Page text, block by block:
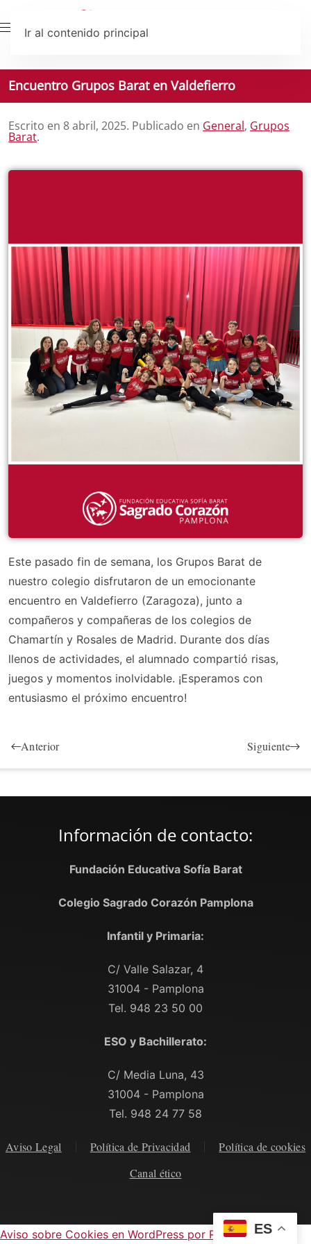
Ir al contenido principal
Encuentro Grupos Barat en Valdefierro
Escrito en 8 abril, 2025. Publicado en General, Grupos
Barat.
Este pasado fin de semana, los Grupos Barat de
nuestro colegio disfrutaron de un emocionante
encuentro en Valdefierro (Zaragoza), junto a
compañeros y compañeras de los colegios de
Chamartín y Rosales de Madrid. Durante dos días
llenos de actividades, el alumnado compartió risas,
juegos y momentos inolvidable. ¡Esperamos con
entusiasmo el próximo encuentro!
Anterior Siguiente
Información de contacto:
Fundación Educativa Sofía Barat
Colegio Sagrado Corazón Pamplona
Infantil y Primaria:
C/ Valle Salazar, 4
31004 - Pamplona
Tel. 948 23 50 00
ESO y Bachillerato:
C/ Media Luna, 43
31004 - Pamplona
Tel. 948 24 77 58
Aviso Legal Política de Privacidad
Política de cookies
Canal ético
ES
Aviso sobre Cookies en WordPress por Real Cookie